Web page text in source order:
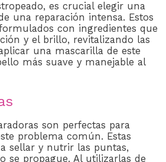
es crucial elegir una
una reparación intensa. Estos
con ingredientes que
y el brillo, revitalizando las
una mascarilla de este
más suave y manejable al
son perfectas para
problema común. Estas
sellar y nutrir las puntas,
se propague. Al utilizarlas de